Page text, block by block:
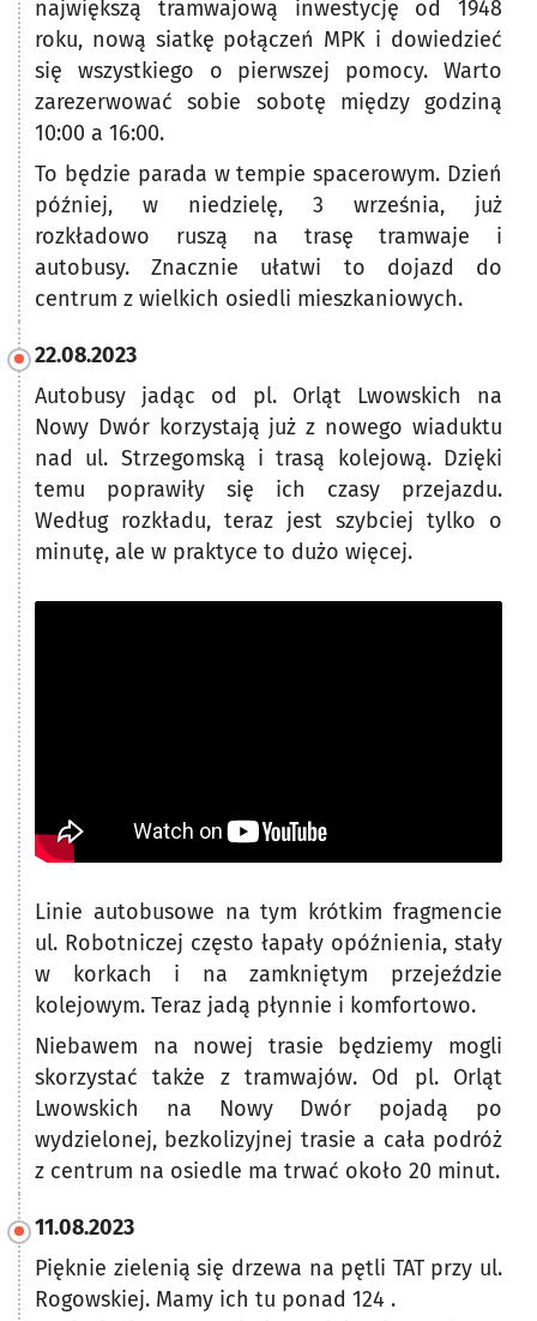
największą tramwajową inwestycję od 1948
roku, nową siatkę połączeń MPK i dowiedzieć
się wszystkiego o pierwszej pomocy. Warto
zarezerwować sobie sobotę między godziną
10:00 a 16:00.
To będzie parada w tempie spacerowym. Dzień
później, w niedzielę, 3 września, już
rozkładowo ruszą na trasę tramwaje i
autobusy. Znacznie ułatwi to dojazd do
centrum z wielkich osiedli mieszkaniowych.
22.08.2023
Autobusy jadąc od pl. Orląt Lwowskich na
Nowy Dwór korzystają już z nowego wiaduktu
nad ul. Strzegomską i trasą kolejową. Dzięki
temu poprawiły się ich czasy przejazdu.
Według rozkładu, teraz jest szybciej tylko o
minutę, ale w praktyce to dużo więcej.
Linie autobusowe na tym krótkim fragmencie
ul. Robotniczej często łapały opóźnienia, stały
w korkach i na zamkniętym przejeździe
kolejowym. Teraz jadą płynnie i komfortowo.
Niebawem na nowej trasie będziemy mogli
skorzystać także z tramwajów. Od pl. Orląt
Lwowskich na Nowy Dwór pojadą po
wydzielonej, bezkolizyjnej trasie a cała podróż
z centrum na osiedle ma trwać około 20 minut.
11.08.2023
Pięknie zielenią się drzewa na pętli TAT przy ul.
Rogowskiej. Mamy ich tu ponad 124 .